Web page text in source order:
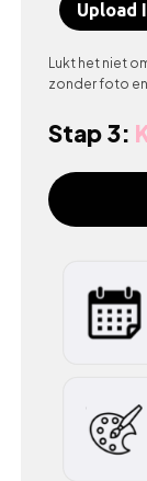
Upload
Lukt het niet
zonder foto en
Stap 3: